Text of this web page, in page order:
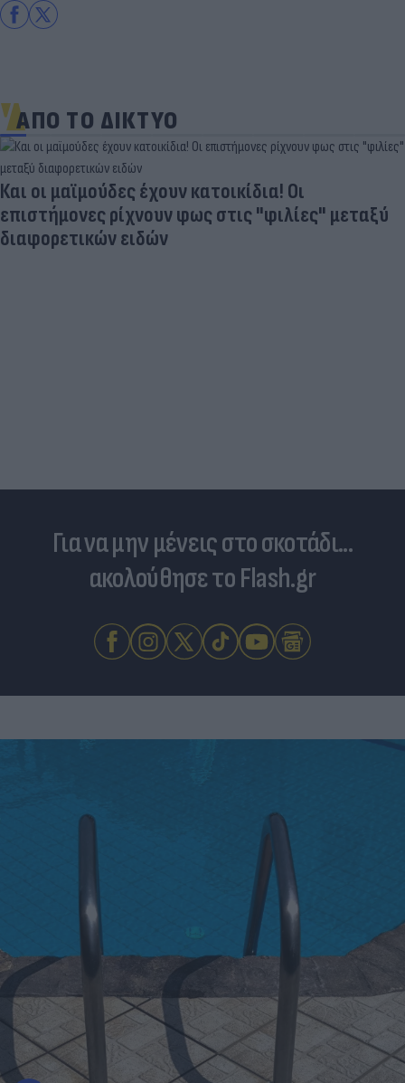
ΑΠΟ ΤΟ ΔΙΚΤΥΟ
Και οι μαϊμούδες έχουν κατοικίδια! Οι
επιστήμονες ρίχνουν φως στις "φιλίες" μεταξύ
διαφορετικών ειδών
Για να μην μένεις στο σκοτάδι...
ακολούθησε το Flash.gr